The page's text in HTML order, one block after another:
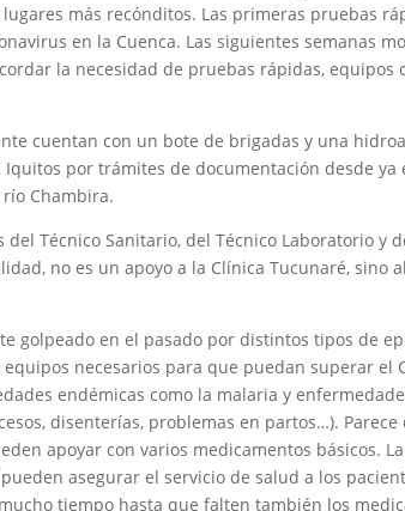
más recónditos. Las primeras pruebas
en la Cuenca. Las siguientes semanas
la necesidad de pruebas rápidas, equipos
cuentan con un bote de brigadas y una
por trámites de documentación desde ya
Chambira.
Técnico Sanitario, del Técnico Laboratorio y
no es un apoyo a la Clínica Tucunaré, sino
golpeado en el pasado por distintos tipos de
necesarios para que puedan superar el
endémicas como la malaria y
disenterías, problemas en partos…). Parece
apoyar con varios medicamentos básicos.
asegurar el servicio de salud a los
tiempo hasta que falten también los